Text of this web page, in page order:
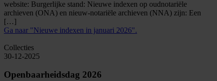
website: Burgerlijke stand: Nieuwe indexen op oudnotariële
archieven (ONA) en nieuw-notariële archieven (NNA) zijn: Een
[…]
Ga naar "Nieuwe indexen in januari 2026".
Collecties
30-12-2025
Openbaarheidsdag 2026